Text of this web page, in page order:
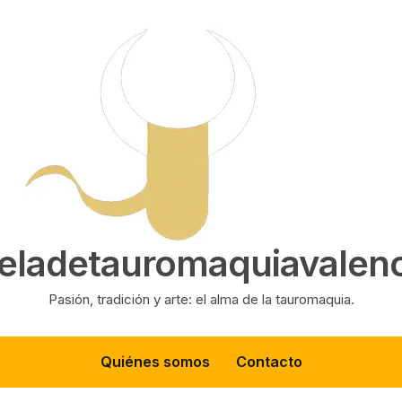
Pasión, tradición y arte: el alma de la tauromaquia.
Quiénes somos Contacto